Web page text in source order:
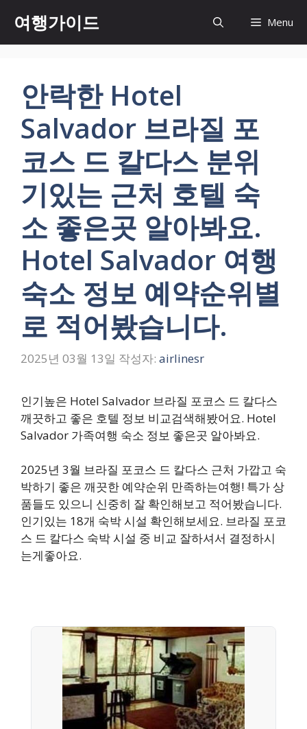
츠
여행가이드 Menu
안락한 Hotel
Salvador 브라질 포
코스 드 칼다스 분위
기있는 근처 호텔 숙
소 좋은곳 알아봐요.
Hotel Salvador 여행
숙소 정보 예약순위별
로 적어봤습니다.
2025년 03월 13일 작성자: airlinesr
인기높은 Hotel Salvador 브라질 포코스 드 칼다스
깨끗하고 좋은 호텔 정보 비교검색해봤어요. Hotel
Salvador 가족여행 숙소 정보 좋은곳 알아봐요.
2025년 3월 브라질 포코스 드 칼다스 근처 가깝고 숙
박하기 좋은 깨끗한 예약순위 만족하는여행! 특가 상
품들도 있으니 신중히 잘 확인해보고 적어봤습니다.
인기있는 18개 숙박 시설 확인해보세요. 브라질 포코
스 드 칼다스 숙박 시설 중 비교 잘하셔서 결정하시
는게좋아요.